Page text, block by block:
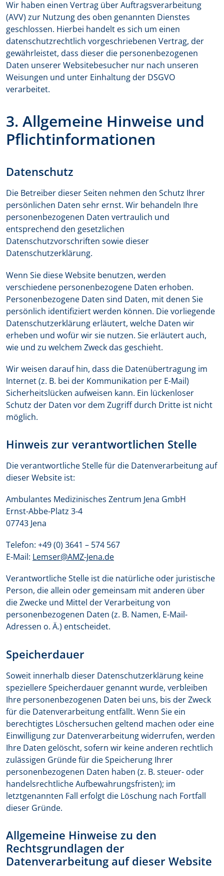
Wir haben einen Vertrag über Auftragsverarbeitung
(AVV) zur Nutzung des oben genannten Dienstes
geschlossen. Hierbei handelt es sich um einen
datenschutzrechtlich vorgeschriebenen Vertrag, der
gewährleistet, dass dieser die personenbezogenen
Daten unserer Websitebesucher nur nach unseren
Weisungen und unter Einhaltung der DSGVO
verarbeitet.
3. Allgemeine Hinweise und
Pflicht­informationen
Datenschutz
Die Betreiber dieser Seiten nehmen den Schutz Ihrer
persönlichen Daten sehr ernst. Wir behandeln Ihre
personenbezogenen Daten vertraulich und
entsprechend den gesetzlichen
Datenschutzvorschriften sowie dieser
Datenschutzerklärung.
Wenn Sie diese Website benutzen, werden
verschiedene personenbezogene Daten erhoben.
Personenbezogene Daten sind Daten, mit denen Sie
persönlich identifiziert werden können. Die vorliegende
Datenschutzerklärung erläutert, welche Daten wir
erheben und wofür wir sie nutzen. Sie erläutert auch,
wie und zu welchem Zweck das geschieht.
Wir weisen darauf hin, dass die Datenübertragung im
Internet (z. B. bei der Kommunikation per E-Mail)
Sicherheitslücken aufweisen kann. Ein lückenloser
Schutz der Daten vor dem Zugriff durch Dritte ist nicht
möglich.
Hinweis zur verantwortlichen Stelle
Die verantwortliche Stelle für die Datenverarbeitung auf
dieser Website ist:
Ambulantes Medizinisches Zentrum Jena GmbH
Ernst-Abbe-Platz 3-4
07743 Jena
Telefon: +49 (0) 3641 – 574 567
E-Mail: Lemser@AMZ-Jena.de
Verantwortliche Stelle ist die natürliche oder juristische
Person, die allein oder gemeinsam mit anderen über
die Zwecke und Mittel der Verarbeitung von
personenbezogenen Daten (z. B. Namen, E-Mail-
Adressen o. Ä.) entscheidet.
Speicherdauer
Soweit innerhalb dieser Datenschutzerklärung keine
speziellere Speicherdauer genannt wurde, verbleiben
Ihre personenbezogenen Daten bei uns, bis der Zweck
für die Datenverarbeitung entfällt. Wenn Sie ein
berechtigtes Löschersuchen geltend machen oder eine
Einwilligung zur Datenverarbeitung widerrufen, werden
Ihre Daten gelöscht, sofern wir keine anderen rechtlich
zulässigen Gründe für die Speicherung Ihrer
personenbezogenen Daten haben (z. B. steuer- oder
handelsrechtliche Aufbewahrungsfristen); im
letztgenannten Fall erfolgt die Löschung nach Fortfall
dieser Gründe.
Allgemeine Hinweise zu den
Rechtsgrundlagen der
Datenverarbeitung auf dieser Website